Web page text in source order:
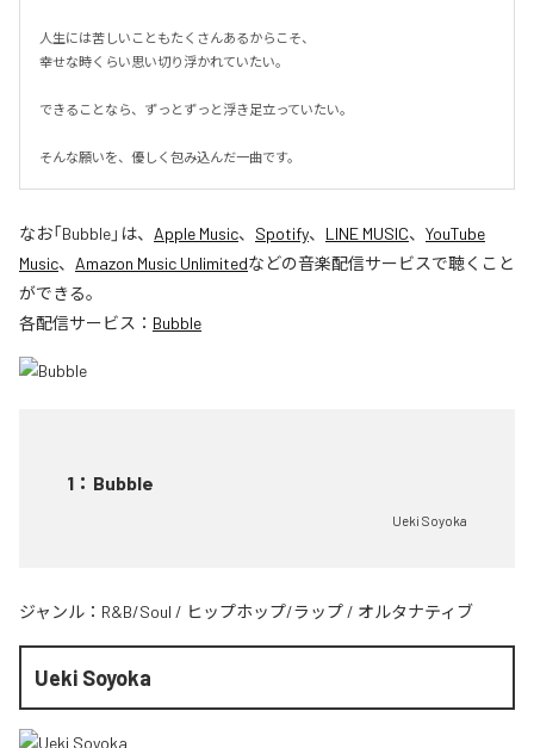
人生には苦しいこともたくさんあるからこそ、
幸せな時くらい思い切り浮かれていたい。
できることなら、ずっとずっと浮き足立っていたい。
そんな願いを、優しく包み込んだ一曲です。
なお「Bubble」は、 Apple Music、 Spotify、 LINE MUSIC、 YouTube
Music、 Amazon Music Unlimitedなどの音楽配信サービスで聴くこと
ができる。
各配信サービス： Bubble
1 ： Bubble
Ueki Soyoka
ジャンル： R&B/Soul / ヒップホップ/ラップ / オルタナティブ
Ueki Soyoka